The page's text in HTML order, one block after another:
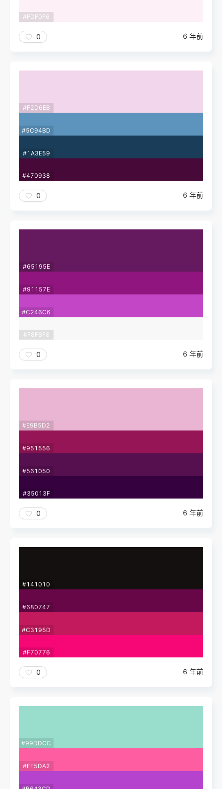
#FDF0F6
0 6 年前
#F2D6EB
#5C94BD
#1A3E59
#470938
0 6 年前
#65195E
#91157E
#C246C6
#F8F8F8
0 6 年前
#E9B5D2
#951556
#561050
#35013F
0 6 年前
#141010
#680747
#C3195D
#F70776
0 6 年前
#99DDCC
#FF5DA2